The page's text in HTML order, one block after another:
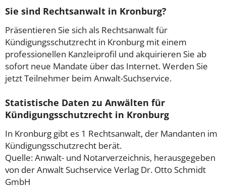
Sie sind Rechtsanwalt in Kronburg?
Präsentieren Sie sich als Rechtsanwalt für
Kündigungsschutzrecht in Kronburg mit einem
professionellen Kanzleiprofil und akquirieren Sie ab
sofort neue Mandate über das Internet. Werden Sie
jetzt Teilnehmer beim Anwalt-Suchservice.
Statistische Daten zu Anwälten für
Kündigungsschutzrecht in Kronburg
In Kronburg gibt es 1 Rechtsanwalt, der Mandanten im
Kündigungsschutzrecht berät.
Quelle: Anwalt- und Notarverzeichnis, herausgegeben
von der Anwalt Suchservice Verlag Dr. Otto Schmidt
GmbH